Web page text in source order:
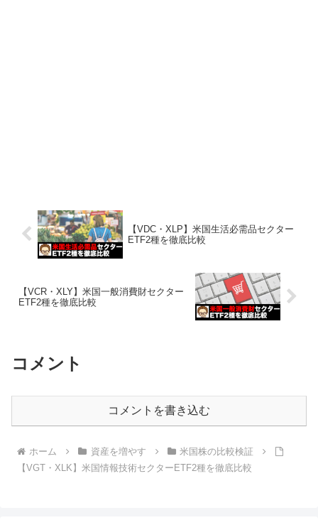
【VDC・XLP】米国生活必需品セクター
ETF2種を徹底比較
【VCR・XLY】米国一般消費財セクター
ETF2種を徹底比較
コメント
コメントを書き込む
ホーム 資産を増やす
米国株の比較検証
【VGT・XLK】米国情報技術セクターETF2種を徹底比較